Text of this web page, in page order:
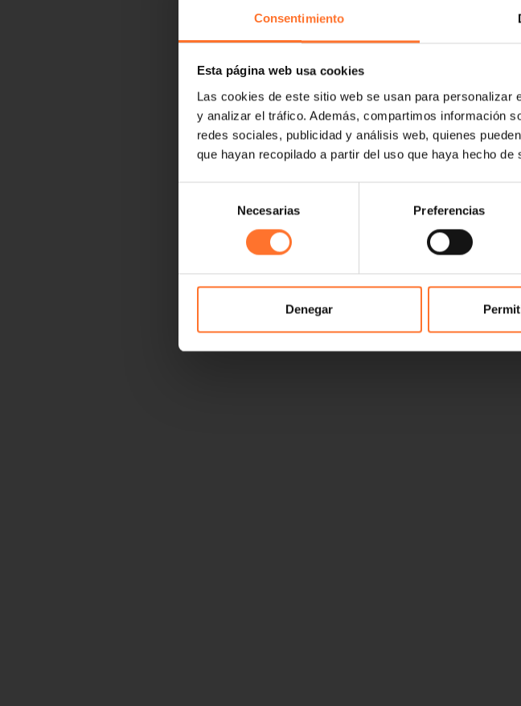
Consentimiento
Esta página web usa cookies
Las cookies de este sitio web se usan para
y analizar el tráfico. Además, compartimos información
redes sociales, publicidad y análisis web, quienes
que hayan recopilado a partir del uso que haya hecho de
consentimiento
Necesarias Preferencias
Denegar